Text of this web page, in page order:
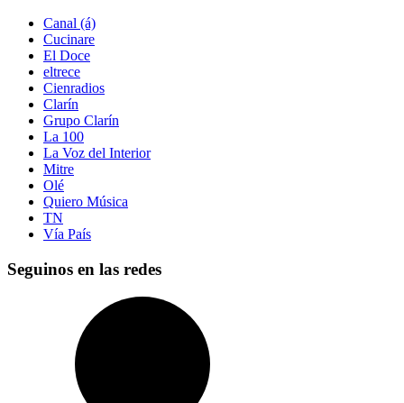
Canal (á)
Cucinare
El Doce
eltrece
Cienradios
Clarín
Grupo Clarín
La 100
La Voz del Interior
Mitre
Olé
Quiero Música
TN
Vía País
Seguinos en las redes